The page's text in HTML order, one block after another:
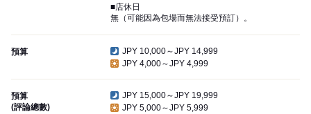
■店休日
無（可能因為包場而無法接受預訂）。
預算
JPY 10,000～JPY 14,999
JPY 4,000～JPY 4,999
預算
(評論總數)
JPY 15,000～JPY 19,999
JPY 5,000～JPY 5,999